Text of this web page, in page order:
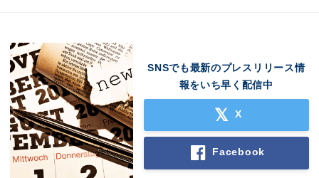
SNSでも最新のプレスリリース情
報をいち早く配信中
X
Facebook